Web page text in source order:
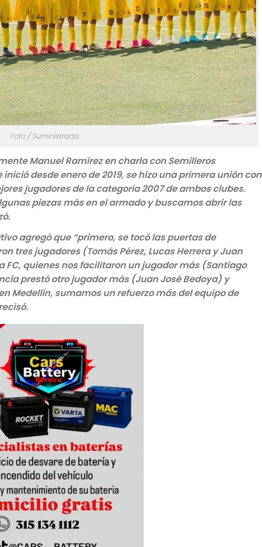
Foto / Suministrada
Manuel Ramírez en charla con Semilleros
desde enero de 2019, se hizo una primera unión con
jugadores de la categoría 2007 de ambos clubes.
piezas más en el armado y buscamos abrir las
agregó que “primero, se tocó las puertas de
tres jugadores (Tomás Pérez, Lucas Herrera y Juan
FC, quienes nos facilitaron un jugador más (Santiago
prestó otro jugador más (Juan José Bedoya) y
Medellín, sumamos un refuerzo más del equipo de